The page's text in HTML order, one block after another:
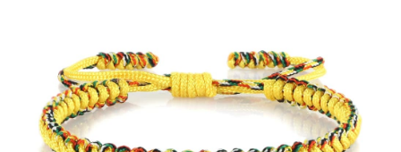
Tressé
Main